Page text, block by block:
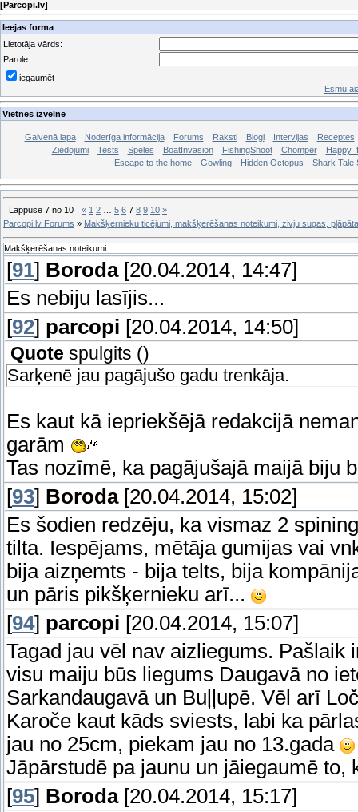
[Parcopi.lv]
Ieejas forma
Lietotāja vārds:
Parole:
iegaumēt
Esmu
Vietnes izvēlne
Galvenā lapa Noderīga informācija Forums Raksti Blogi Intervijas
Receptes
Ziedojumi
Tests Spēles BoatInvasion FishingShoot Chomper
Escape to the home
Gowling Hidden Octopus Shark Tale
Lappuse 7 no 10 « 1 2 5 6 7 8 9 10 »
Parcopi.lv Forums » Makšķernieku ticējumi, makšķerēšanas noteikumi, zivju sugas,
Makšķerēšanas noteikumi
[91] Boroda[20.04.2014, 14:47]
Es nebiju lasījis...
[92] parcopi [20.04.2014, 14:50]
Quote spulgits ()
Sarķenē jau pagājušo gadu trenkāja.
Es kaut kā iepriekšējā redakcijā
garām
Tas nozīmē, ka pagājušajā maijā biju
[93] Boroda[20.04.2014, 15:02]
Es šodien redzēju, ka vismaz 2
tilta. Iespējams, mētāja gumijas vai
bija aizņemts - bija telts, bija
un pāris pikšķernieku arī...
[94] parcopi [20.04.2014, 15:07]
Tagad jau vēl nav aizliegums.
visu maiju būs liegums Daugavā no
Sarkandaugavā un Buļļupē. Vēl arī
Karoče kaut kāds sviests, labi ka
jau no 25cm, piekam jau no 13.gada
Jāpārstudē pa jaunu un jāiegaumē
[95] Boroda[20.04.2014, 15:17]